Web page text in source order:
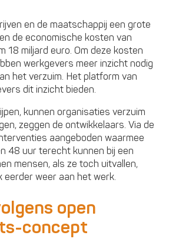
en de maatschappij een grote
de economische kosten van
18 miljard euro. Om deze kosten
werkgevers meer inzicht nodig
het verzuim. Het platform van
dit inzicht bieden.
kunnen organisaties verzuim
zeggen de ontwikkelaars. Via de
aangeboden waarmee
48 uur terecht kunnen bij een
mensen, als ze toch uitvallen,
eerder weer aan het werk.
open
concept